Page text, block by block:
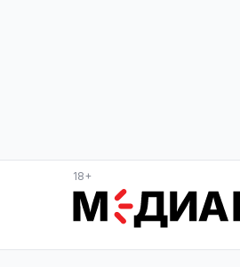
18+